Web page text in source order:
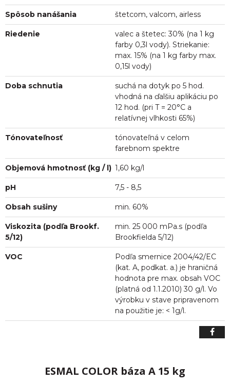
Spôsob nanášania štetcom, valcom, airless
Riedenie
valec a štetec: 30% (na 1 kg
farby 0,3l vody). Striekanie:
max. 15% (na 1 kg farby max.
0,15l vody)
Doba schnutia
suchá na dotyk po 5 hod.
vhodná na ďalšiu aplikáciu po
12 hod. (pri T = 20°C a
relatívnej vlhkosti 65%)
Tónovateľnosť
tónovateľná v celom
farebnom spektre
Objemová hmotnosť (kg / l) 1,60 kg/l
pH 7,5 - 8,5
Obsah sušiny min. 60%
Viskozita (podľa Brookf.
5/12)
min. 25 000 mPa.s (podľa
Brookfielda 5/12)
VOC
Podľa smernice 2004/42/EC
(kat. A, podkat. a.) je hraničná
hodnota pre max. obsah VOC
(platná od 1.1.2010) 30 g/l. Vo
výrobku v stave pripravenom
na použitie je: < 1g/l.
ESMAL COLOR báza A 15 kg